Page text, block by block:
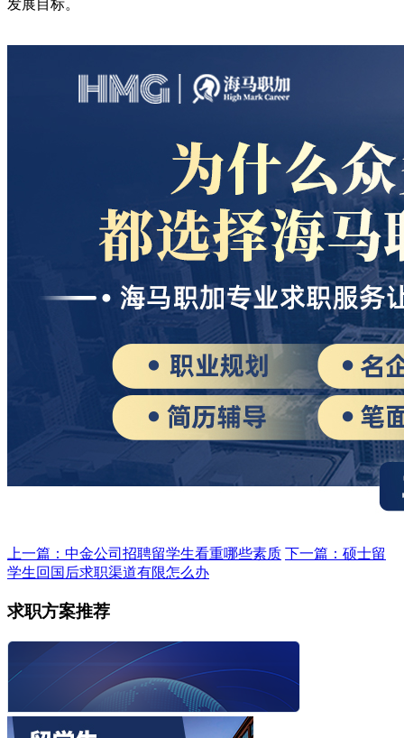
发展目标。
上一篇：中金公司招聘留学生看重哪些素质 下一篇：硕士留
学生回国后求职渠道有限怎么办
求职方案推荐